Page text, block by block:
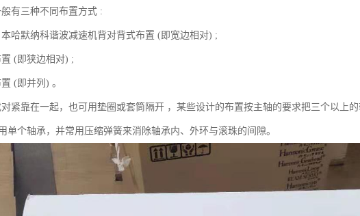
有三种不同布置方式 :
哈默纳科谐波减速机背对背式布置 (即宽边相对) ;
(即狭边相对) ;
(即并列) 。
紧靠在一起，也可用垫圈或套筒隔开 ，某些设计的布置按主轴的要求把三个以上
单个轴承，并常用压缩弹簧来消除轴承内、外环与滚珠的间隙。